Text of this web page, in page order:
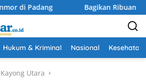
Bagikan Ribuan Bendera,
Hukum & Kriminal Nasional Kesehatan
Kayong Utara